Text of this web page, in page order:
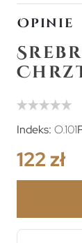
Opinie
Indeks: O.101
122 zł